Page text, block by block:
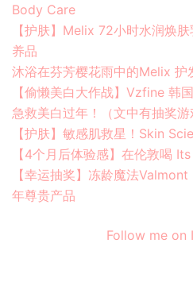
Body Care
【护肤】Melix 72小时水润焕
养品
沐浴在芬芳樱花雨中的Melix 护
【偷懒美白大作战】Vzfine 韩
急救美白过年！（文中有抽奖游
【护肤】敏感肌救星！Skin
【4个月后体验感】在伦敦喝
【幸运抽奖】冻龄魔法
年尊贵产品
Follow me on